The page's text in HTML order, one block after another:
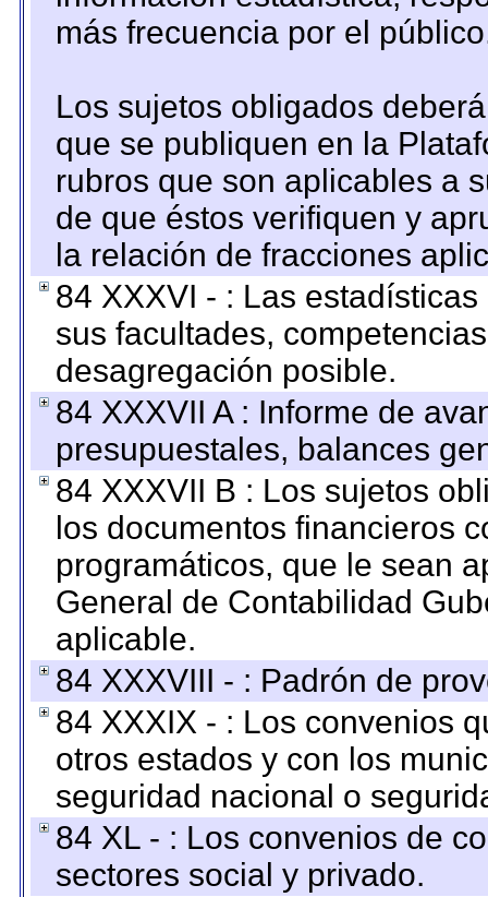
más frecuencia por el
Los sujetos obligados
que se publiquen en la
rubros que son aplicables a
de que éstos verifiquen y
la relación de fracciones
84 XXXVI - : Las
sus facultades,
desagregación posible.
84 XXXVII A : Informe de
presupuestales, balances
84 XXXVII B : Los sujetos
los documentos financieros
programáticos, que le sean
General de Contabilidad
aplicable.
84 XXXVIII - : Padrón de
84 XXXIX - : Los convenios
otros estados y con los
seguridad nacional o
84 XL - : Los convenios de
sectores social y privado.